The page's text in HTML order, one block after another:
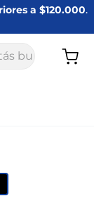
a $120.000.